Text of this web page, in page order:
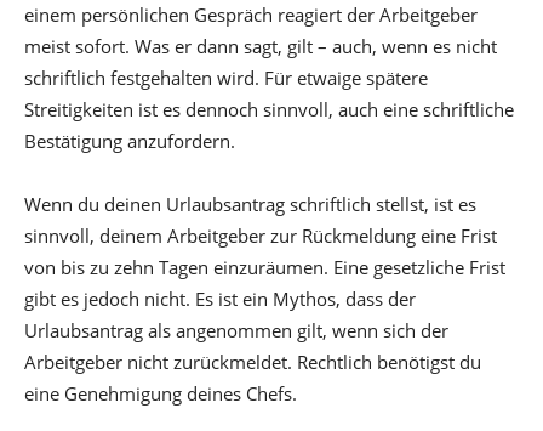
einem persönlichen Gespräch reagiert der Arbeitgeber
meist sofort. Was er dann sagt, gilt – auch, wenn es nicht
schriftlich festgehalten wird. Für etwaige spätere
Streitigkeiten ist es dennoch sinnvoll, auch eine schriftliche
Bestätigung anzufordern.
Wenn du deinen Urlaubsantrag schriftlich stellst, ist es
sinnvoll, deinem Arbeitgeber zur Rückmeldung eine Frist
von bis zu zehn Tagen einzuräumen. Eine gesetzliche Frist
gibt es jedoch nicht. Es ist ein Mythos, dass der
Urlaubsantrag als angenommen gilt, wenn sich der
Arbeitgeber nicht zurückmeldet. Rechtlich benötigst du
eine Genehmigung deines Chefs.